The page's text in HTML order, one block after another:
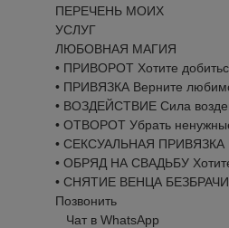
ПЕРЕЧЕНЬ МОИХ
УСЛУГ
ЛЮБОВНАЯ МАГИЯ
• ПРИВОРОТ Хотите
• ПРИВЯЗКА Верните
• ВОЗДЕЙСТВИЕ Сила
• ОТВОРОТ Убрать
• СЕКСУАЛЬНАЯ ПРИВЯЗКА
• ОБРЯД НА СВАДЬБУ
• СНЯТИЕ ВЕНЦА БЕЗБРАЧИЯ
Позвонить
Чат в WhatsApp